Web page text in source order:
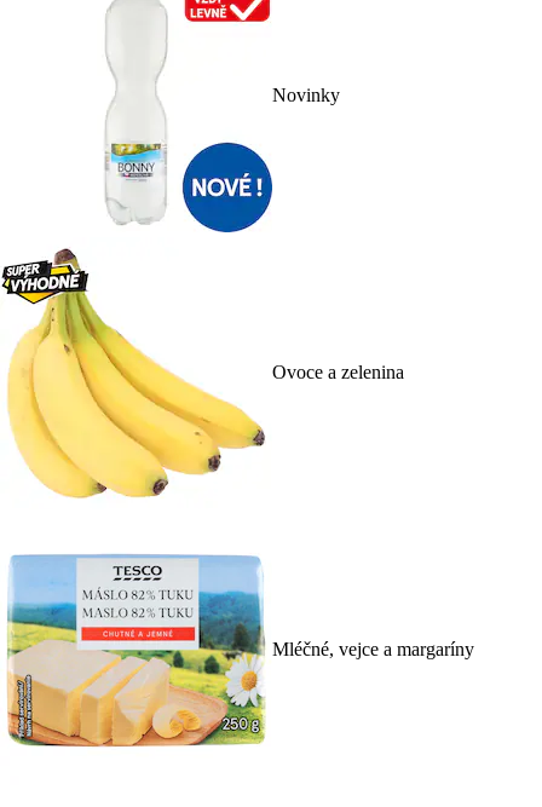
Novinky
Ovoce a zelenina
Mléčné, vejce a margaríny